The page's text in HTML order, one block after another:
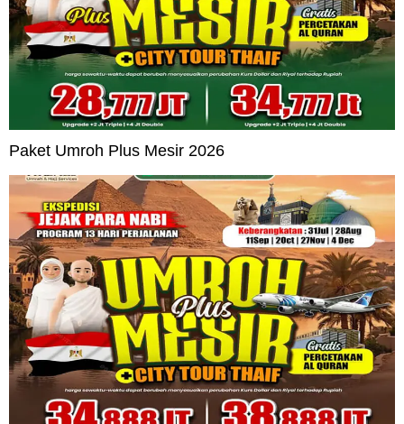
Paket Umroh Plus Mesir 2026